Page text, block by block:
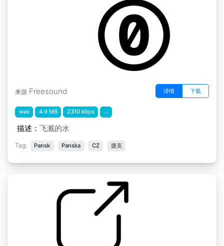
来源 Freesound 详情 下载
wav 4.9 MB 2310 kbps ...
描述： 飞溅的水
Tag: Pansk Panska CZ 捷克